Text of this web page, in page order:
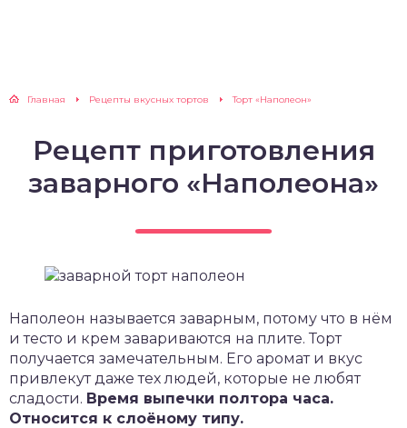
Главная Рецепты вкусных тортов Торт «Наполеон»
Рецепт приготовления
заварного «Наполеона»
Наполеон называется заварным, потому что в нём
и тесто и крем завариваются на плите. Торт
получается замечательным. Его аромат и вкус
привлекут даже тех людей, которые не любят
сладости. Время выпечки полтора часа.
Относится к слоёному типу.